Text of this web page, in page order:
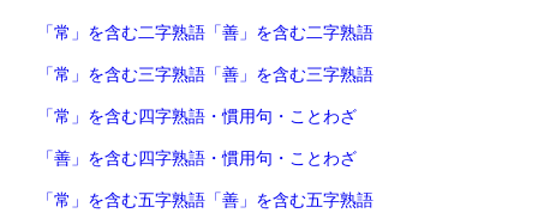
「常」を含む二字熟語 「善」を含む二字熟語
「常」を含む三字熟語 「善」を含む三字熟語
「常」を含む四字熟語・慣用句・ことわざ
「善」を含む四字熟語・慣用句・ことわざ
「常」を含む五字熟語 「善」を含む五字熟語